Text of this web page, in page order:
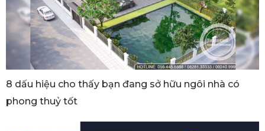
8 dấu hiệu cho thấy bạn đang sở hữu ngôi nhà có
phong thuỷ tốt